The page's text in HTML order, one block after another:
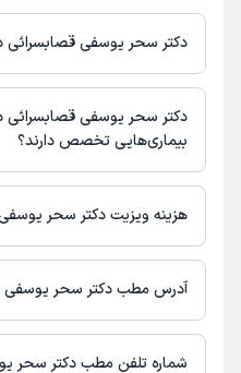
در صورتی کهدکتر سحر یوسفی
در پلتفرم دکترتو باشند، می‌توانید از
آزاد، آدرس مطب، شماره تماس،
کاری و سایر اطلاعات مرتبط با
ایشان در دکترتو در دسترس باشد
دکتر سحر یوسفی
دکتر سحر یوسفی قصابسرائی در
دندانپزشک
دکتر سحر یوسفی
بیماری‌هایی تخصص دارند؟
دکتر سحر یوسفی قصابسرائی در
دندانپزشک فعالیت می‌کنند.
هزینه ویزیت دکتر سحر
برای اطلاع از هزینه ویزیت دکتر
تماس بگیرید.
آدرس مطب دکتر سحر یوسفی
اطلاعات مربوط به آدرس مطب دکتر
دسترس نیست. برای دریافت اطلاعات
شماره تلفن مطب دکتر سحر